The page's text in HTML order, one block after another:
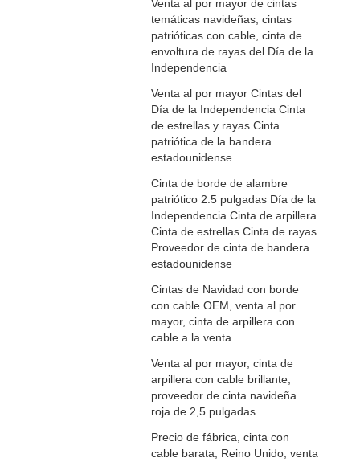
Venta al por mayor de cintas
temáticas navideñas, cintas
patrióticas con cable, cinta de
envoltura de rayas del Día de la
Independencia
Venta al por mayor Cintas del
Día de la Independencia Cinta
de estrellas y rayas Cinta
patriótica de la bandera
estadounidense
Cinta de borde de alambre
patriótico 2.5 pulgadas Día de la
Independencia Cinta de arpillera
Cinta de estrellas Cinta de rayas
Proveedor de cinta de bandera
estadounidense
Cintas de Navidad con borde
con cable OEM, venta al por
mayor, cinta de arpillera con
cable a la venta
Venta al por mayor, cinta de
arpillera con cable brillante,
proveedor de cinta navideña
roja de 2,5 pulgadas
Precio de fábrica, cinta con
cable barata, Reino Unido, venta